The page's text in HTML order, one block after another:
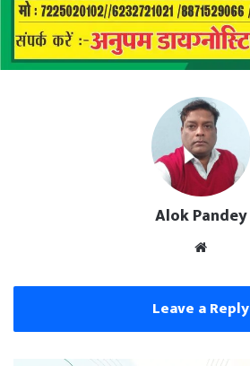
Alok Pandey
Leave a Reply